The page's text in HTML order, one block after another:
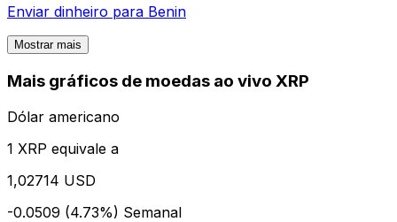
Enviar dinheiro para Benin
Mostrar mais
Mais gráficos de moedas ao vivo XRP
Dólar americano
1 XRP equivale a
1,02714 USD
-0.0509 (4.73%) Semanal